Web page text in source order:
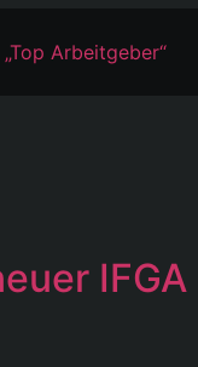
Arbeitgeber“
IFGA